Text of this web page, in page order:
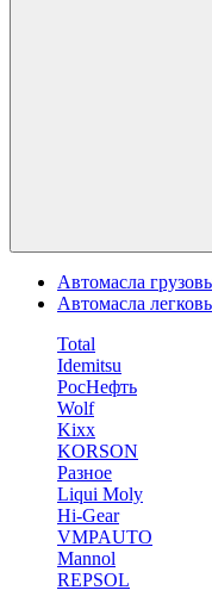
Автомасла
Автомасла
Total
Idemitsu
РосНефть
Wolf
Kixx
KORSON
Разное
Liqui Moly
Hi-Gear
VMPAUTO
Mannol
REPSOL